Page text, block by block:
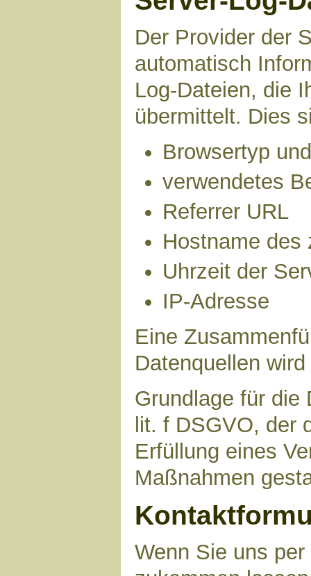
Der Provider der
automatisch
Log-Dateien, die
übermittelt. Dies
Browsertyp
verwendetes
Referrer URL
Hostname des
Uhrzeit der
IP-Adresse
Eine
Datenquellen
Grundlage für die
lit. f DSGVO, der
Erfüllung eines
Maßnahmen
Wenn Sie uns